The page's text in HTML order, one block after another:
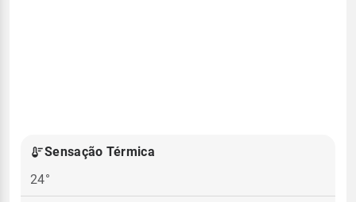
Sensação Térmica
24°